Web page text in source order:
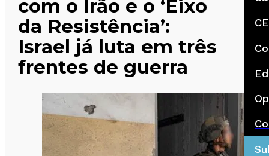
com o Irão e o ‘Eixo
da Resistência’:
Israel já luta em três
frentes de guerra